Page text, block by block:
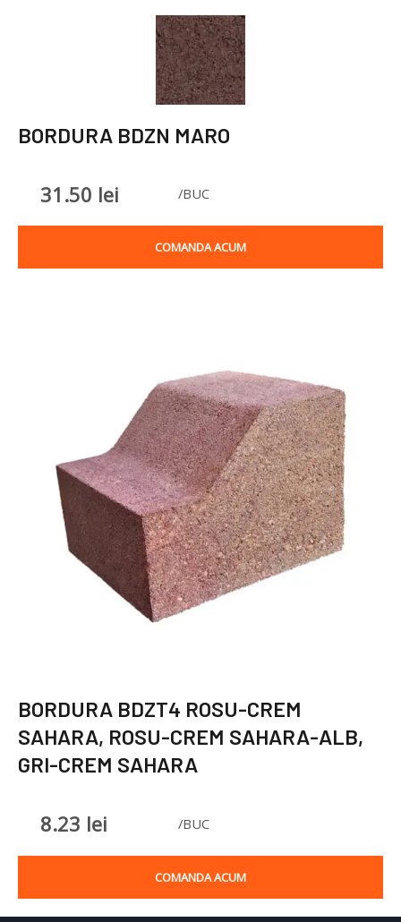
BORDURA BDZN MARO
31.50 lei /BUC
COMANDA ACUM
BORDURA BDZT4 ROSU-CREM
SAHARA, ROSU-CREM SAHARA-ALB,
GRI-CREM SAHARA
8.23 lei /BUC
COMANDA ACUM